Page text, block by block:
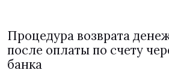
Процедура возврата
после оплаты по счету
банка